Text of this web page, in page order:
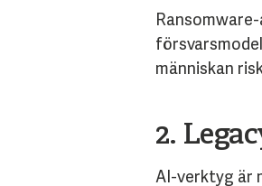
människan
2.
AI-verktyg är